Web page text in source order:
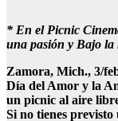
* En el Picnic
una pasión y Bajo la
Zamora, Mich., 3/
Día del Amor y la
un picnic al aire
Si no tienes